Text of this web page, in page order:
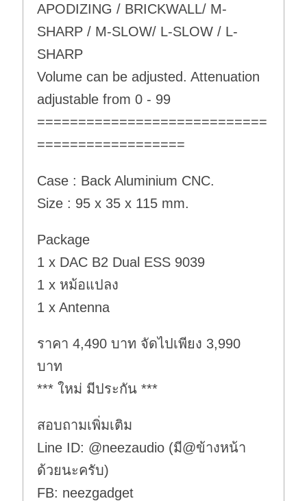
APODIZING / BRICKWALL/ M-
SHARP / M-SLOW/ L-SLOW / L-
SHARP
Volume can be adjusted. Attenuation
adjustable from 0 - 99
============================
==================
Case : Back Aluminium CNC.
Size : 95 x 35 x 115 mm.
Package
1 x DAC B2 Dual ESS 9039
1 x หม้อแปลง
1 x Antenna
ราคา 4,490 บาท จัดไปเพียง 3,990
บาท
*** ใหม่ มีประกัน ***
สอบถามเพิ่มเติม
Line ID: @neezaudio (มี@ข้างหน้า
ด้วยนะครับ)
FB: neezgadget